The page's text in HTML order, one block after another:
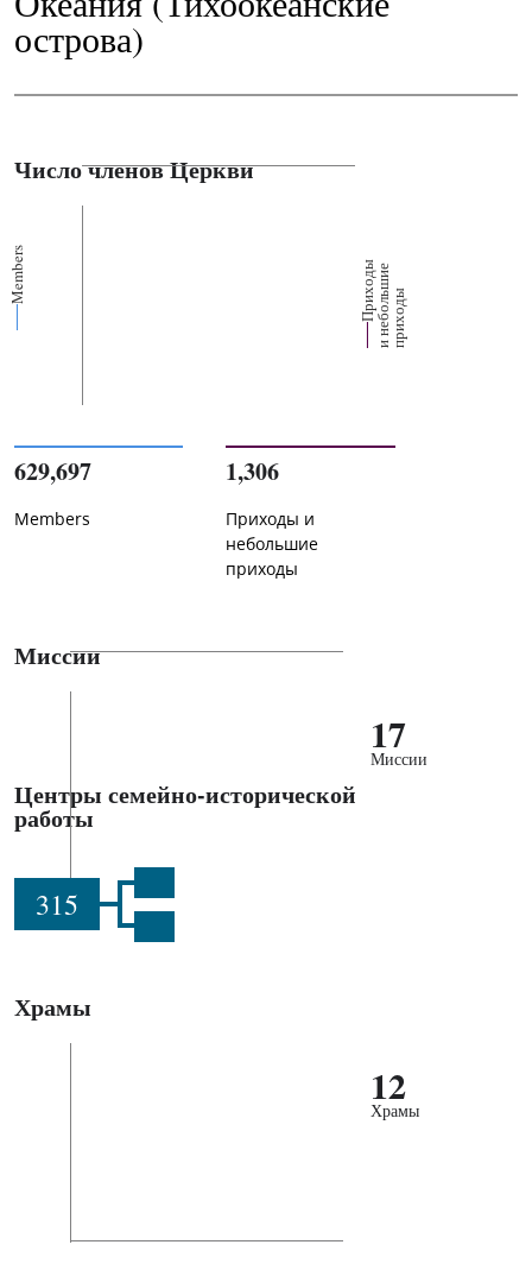
острова)
Число членов Церкви
Members П
р
их
о
д
ы
и
н
е
б
о
ль
ш
ие
п
р
и
х
о
ды
629,697
Members
1,306
Приходы и
небольшие
приходы
Миссии
17
Миссии
Центры семейно-исторической
работы
315
Храмы
12
Храмы